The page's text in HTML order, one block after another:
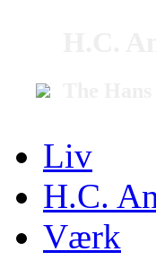
Liv
H.C.
Værk